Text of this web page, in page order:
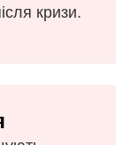
кризи.